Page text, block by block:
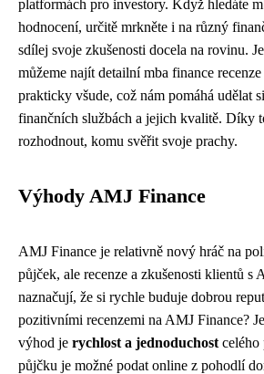
platformách pro investory. Když hledáte
hodnocení, určitě mrkněte i na různý
sdílej svoje zkušenosti docela na rovinu.
můžeme najít detailní mba finance
prakticky všude, což nám pomáhá udělat
finančních službách a jejich kvalitě. Díky
rozhodnout, komu svěřit svoje prachy.
Výhody AMJ Finance
AMJ Finance je relativně nový hráč na
půjček, ale recenze a zkušenosti klientů s
naznačují, že si rychle buduje dobrou
pozitivními recenzemi na AMJ Finance?
výhod je rychlost a jednoduchost celého
půjčku je možné podat online z pohodlí